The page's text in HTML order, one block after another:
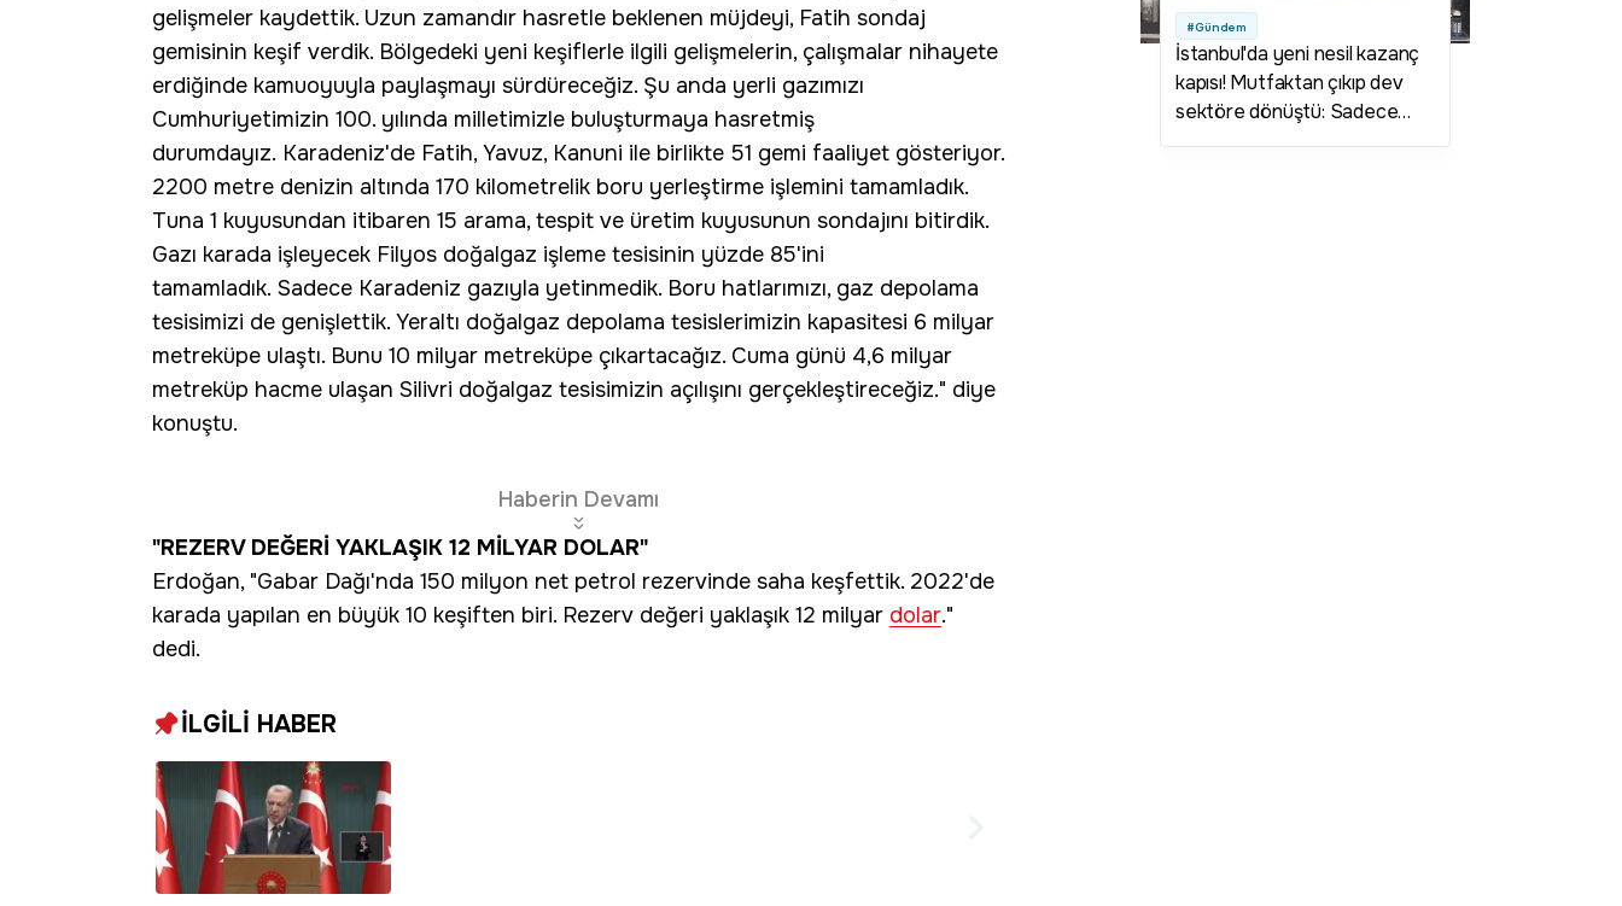
gelişmeler kaydettik. Uzun zamandır hasretle beklenen müjdeyi, Fatih sondaj
gemisinin keşif verdik. Bölgedeki yeni keşiflerle ilgili gelişmelerin, çalışmalar nihayete
erdiğinde kamuoyuyla paylaşmayı sürdüreceğiz. Şu anda yerli gazımızı
Cumhuriyetimizin 100. yılında milletimizle buluşturmaya hasretmiş
durumdayız. Karadeniz'de Fatih, Yavuz, Kanuni ile birlikte 51 gemi faaliyet gösteriyor.
2200 metre denizin altında 170 kilometrelik boru yerleştirme işlemini tamamladık.
Tuna 1 kuyusundan itibaren 15 arama, tespit ve üretim kuyusunun sondajını bitirdik.
Gazı karada işleyecek Filyos doğalgaz işleme tesisinin yüzde 85'ini
tamamladık. Sadece Karadeniz gazıyla yetinmedik. Boru hatlarımızı, gaz depolama
tesisimizi de genişlettik. Yeraltı doğalgaz depolama tesislerimizin kapasitesi 6 milyar
metreküpe ulaştı. Bunu 10 milyar metreküpe çıkartacağız. Cuma günü 4,6 milyar
metreküp hacme ulaşan Silivri doğalgaz tesisimizin açılışını gerçekleştireceğiz." diye
konuştu.
Haberin Devamı
"REZERV DEĞERİ YAKLAŞIK 12 MİLYAR DOLAR"
Erdoğan, "Gabar Dağı'nda 150 milyon net petrol rezervinde saha keşfettik. 2022'de
karada yapılan en büyük 10 keşiften biri. Rezerv değeri yaklaşık 12 milyar dolar."
dedi.
İLGİLİ HABER
Cumhurbaşkanı Erdoğan'dan 6 yaşında evlendirme
skandalıyla ilgili açıklama
#Gündem
İstanbul'da yeni nesil kazanç
kapısı! Mutfaktan çıkıp dev
sektöre dönüştü: Sadece